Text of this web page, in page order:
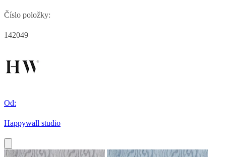
Číslo položky:
142049
Od:
Happywall studio